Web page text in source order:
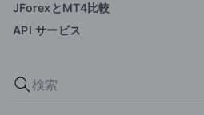
JForexとMT4比較
API サービス